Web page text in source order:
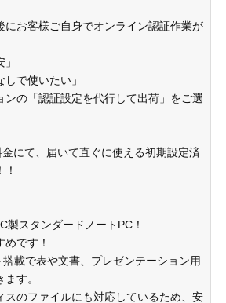
にお客様ご自身でオンライン認証作業が
しで使いたい」
ンの「認証設定を代行して出荷」をご選
にて、届いて直ぐに使える初期設定済
製スタンダードノートPC！
です！
載で表や文書、プレゼンテーション用
す。
スのファイルにも対応しているため、安